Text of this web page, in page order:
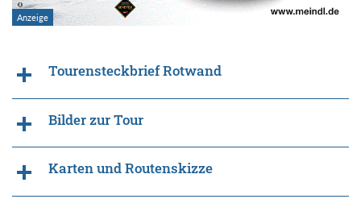
Tourensteckbrief Rotwand
Bilder zur Tour
Karten und Routenskizze